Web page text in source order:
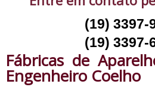
(19) 3397-
(19) 3397-
Fábricas de
Engenheiro Coelho